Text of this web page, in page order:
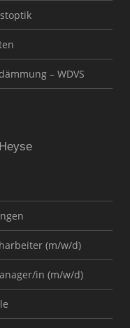
– WDVS
(m/w/d)
in (m/w/d)